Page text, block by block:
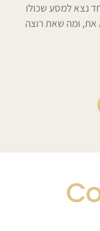
נצא למסע שכולו
את, ומה שאת רוצה